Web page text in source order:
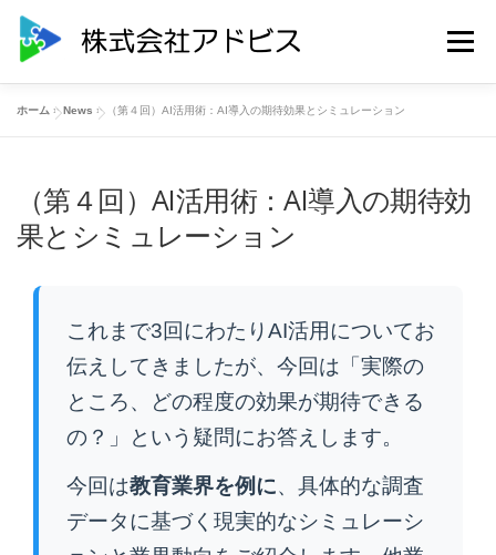
メニュー
HOME
ABOUT US PRIVACY POLICY
ホーム »News » （第４回）AI活用術：AI導入の期待効果とシミュレーション
（第４回）AI活用術：AI導入の期待効
果とシミュレーション
これまで3回にわたりAI活用についてお
伝えしてきましたが、今回は「実際の
ところ、どの程度の効果が期待できる
の？」という疑問にお答えします。
今回は教育業界を例に、具体的な調査
データに基づく現実的なシミュレーシ